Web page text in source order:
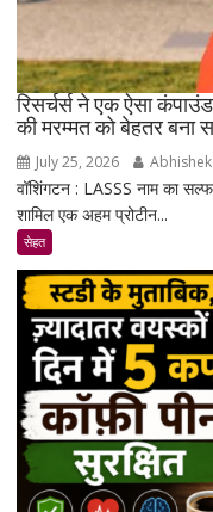
रिसर्चर्स ने एक ऐसा
की मरम्मत को बेहतर बना
July 25, 2026
वॉशिंगटन : LASSS नाम का
शामिल एक अहम प्रोटीन...
सेहत